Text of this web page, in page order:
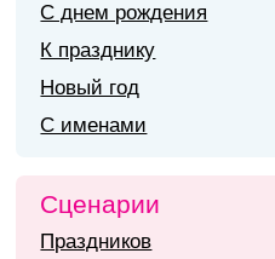
С днем рождения
К празднику
Новый год
С именами
Сценарии
Праздников